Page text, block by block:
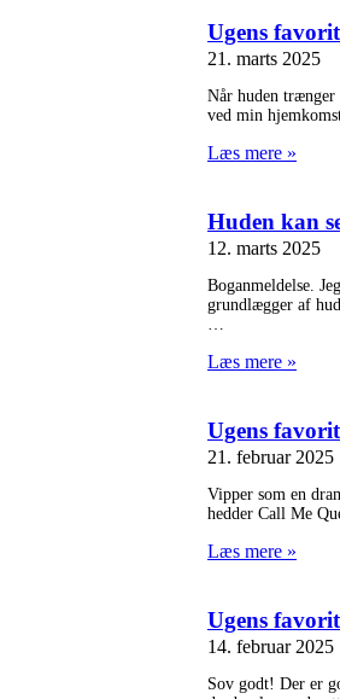
Ugens favorit
21. marts 2025
Når huden trænger
ved min
Læs mere »
Huden kan
12. marts 2025
Boganmeldelse.
grundlægger af
Læs mere »
Ugens favorit
21. februar 2025
Vipper som en
hedder Call Me
Læs mere »
Ugens favorit
14. februar 2025
Sov godt! Der er